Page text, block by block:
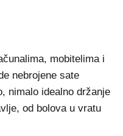
mobitelima i
nebrojene sate
nimalo idealno držanje
od bolova u vratu